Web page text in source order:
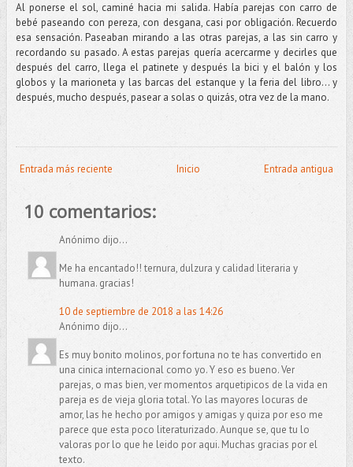
Al ponerse el sol, caminé hacia mi salida. Había parejas con carro de
bebé paseando con pereza, con desgana, casi por obligación. Recuerdo
esa sensación. Paseaban mirando a las otras parejas, a las sin carro y
recordando su pasado. A estas parejas quería acercarme y decirles que
después del carro, llega el patinete y después la bici y el balón y los
globos y la marioneta y las barcas del estanque y la feria del libro... y
después, mucho después, pasear a solas o quizás, otra vez de la mano.
Entrada más reciente Entrada antigua
Inicio
10 comentarios:
Anónimo dijo...
Me ha encantado!! ternura, dulzura y calidad literaria y
humana. gracias!
10 de septiembre de 2018 a las 14:26
Anónimo dijo...
Es muy bonito molinos, por fortuna no te has convertido en
una cinica internacional como yo. Y eso es bueno. Ver
parejas, o mas bien, ver momentos arquetipicos de la vida en
pareja es de vieja gloria total. Yo las mayores locuras de
amor, las he hecho por amigos y amigas y quiza por eso me
parece que esta poco literaturizado. Aunque se, que tu lo
valoras por lo que he leido por aqui. Muchas gracias por el
texto.